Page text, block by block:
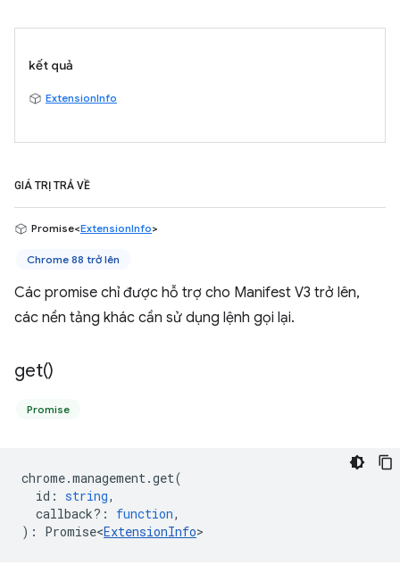
kết quả
ExtensionInfo
GIÁ TRỊ TRẢ VỀ
Promise<ExtensionInfo>
Chrome 88 trở lên
Các promise chỉ được hỗ trợ cho Manifest V3 trở lên,
các nền tảng khác cần sử dụng lệnh gọi lại.
get()
Promise
chrome.management.get(
id : string,
callback? : function,
) : Promise<ExtensionInfo>